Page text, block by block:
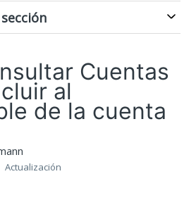
Cuentas
al
de la cuenta
Actualización